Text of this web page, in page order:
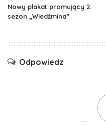
Nowy plakat promujący 2.
sezon „Wiedźmina”
Odpowiedz